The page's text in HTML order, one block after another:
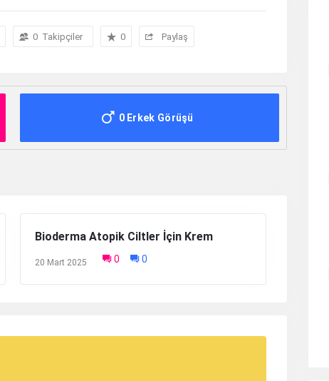
0 Takipçiler 0 Paylaş
0 Erkek Görüşü
Bioderma Atopik Ciltler İçin Krem
20 Mart 2025 0 0